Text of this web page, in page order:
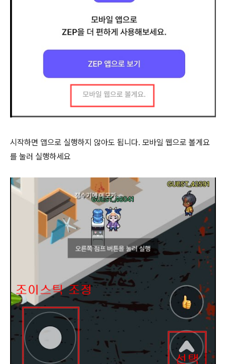
시작하면 앱으로 실행하지 않아도 됩니다. 모바일 웹으로 볼게요
를 눌러 실행하세요